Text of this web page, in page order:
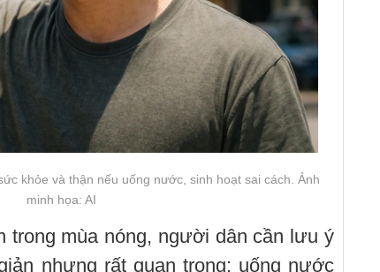
khỏe và thận nếu uống nước, sinh hoạt sai cách. Ảnh
minh họa: AI
trong mùa nóng, người dân cần lưu ý
nhưng rất quan trọng: uống nước